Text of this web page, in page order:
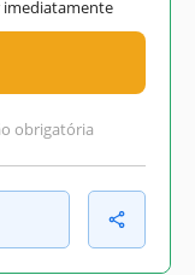
imediatamente
obrigatória